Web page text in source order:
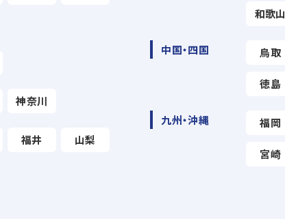
神奈川
福井 山梨
和歌山
中国・四国 鳥取
徳島
九州・沖縄 福岡
宮崎